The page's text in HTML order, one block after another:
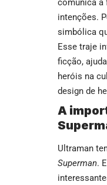
comunica a
intenções.
simbólica
Esse traje
ficção,
heróis na
design de
A
Ultraman
Superman.